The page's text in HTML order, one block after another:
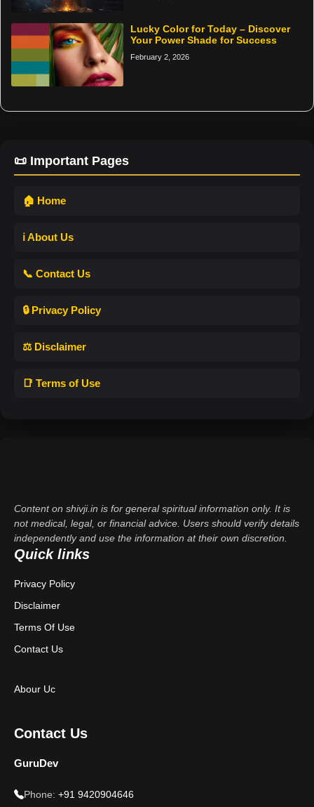
Lucky Color for Today – Discover
Your Power Shade for Success
February 2, 2026
📜 Important Pages
🏠 Home
ℹ️ About Us
📞 Contact Us
🔒 Privacy Policy
⚖️ Disclaimer
📑 Terms of Use
Content on shivji.in is for general spiritual information only. It is
not medical, legal, or financial advice. Users should verify details
independently and use the information at their own discretion.
Quick links
Privacy Policy
Disclaimer
Terms Of Use
Contact Us
Abour Uc
Contact Us
GuruDev
Phone: +91 9420904646